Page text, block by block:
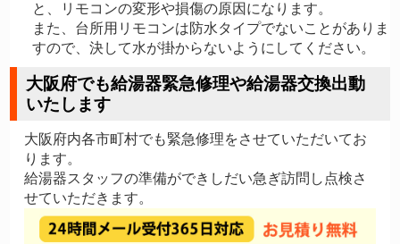
と、リモコンの変形や損傷の原因になります。
また、台所用リモコンは防水タイプでないことがありま
すので、決して水が掛からないようにしてください。
大阪府でも給湯器緊急修理や給湯器交換出動
いたします
大阪府内各市町村でも緊急修理をさせていただいてお
ります。
給湯器スタッフの準備ができしだい急ぎ訪問し点検さ
せていただきます。